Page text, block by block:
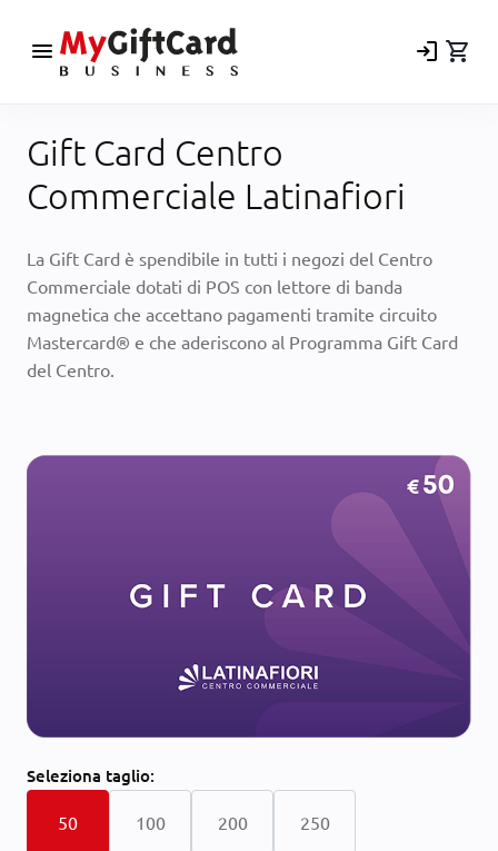
menu login shopping_cart
Gift Card Centro
Commerciale Latinafiori
La Gift Card è spendibile in tutti i negozi del Centro
Commerciale dotati di POS con lettore di banda
magnetica che accettano pagamenti tramite circuito
Mastercard® e che aderiscono al Programma Gift Card
del Centro.
Seleziona taglio:
50 100 200 250